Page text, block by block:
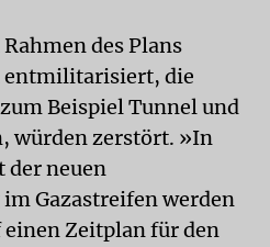
des Plans
entmilitarisiert, die
Beispiel Tunnel und
würden zerstört. »In
der neuen
Gazastreifen werden
einen Zeitplan für den